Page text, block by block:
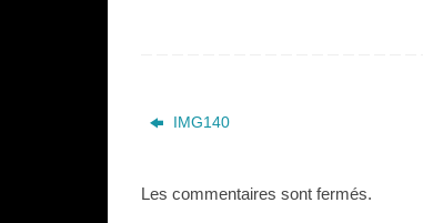
IMG140
Les commentaires sont fermés.